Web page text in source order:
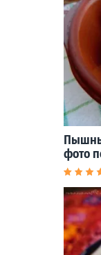
фото